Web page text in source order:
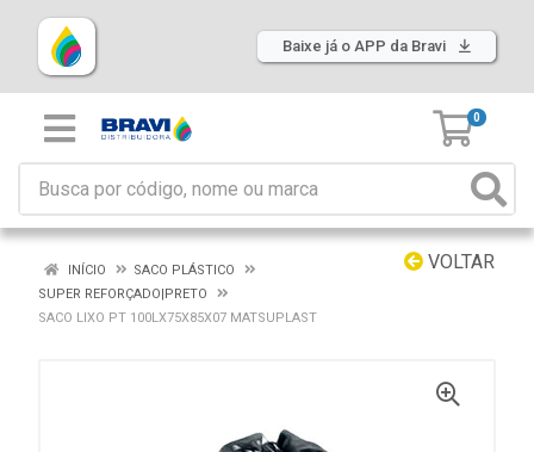
Baixe já o APP da Bravi
0
VOLTAR
INÍCIO
SACO PLÁSTICO
SUPER REFORÇADO|PRETO
SACO LIXO PT 100LX75X85X07 MATSUPLAST